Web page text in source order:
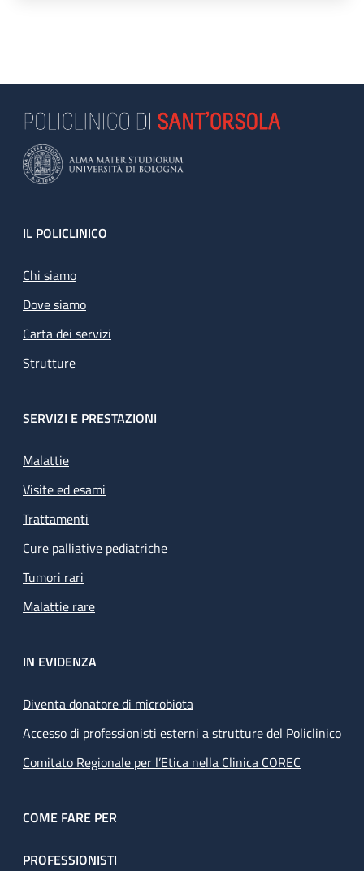
Footer
IL POLICLINICO
Chi siamo
Dove siamo
Carta dei servizi
Strutture
SERVIZI E PRESTAZIONI
Malattie
Visite ed esami
Trattamenti
Cure palliative pediatriche
Tumori rari
Malattie rare
IN EVIDENZA
Diventa donatore di microbiota
Accesso di professionisti esterni a strutture del Policlinico
Comitato Regionale per l’Etica nella Clinica COREC
COME FARE PER
PROFESSIONISTI